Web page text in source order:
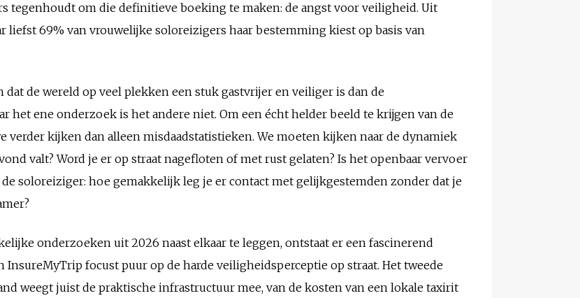
tegenhoudt om die definitieve boeking te maken: de angst voor veiligheid. Uit
liefst 69% van vrouwelijke soloreizigers haar bestemming kiest op basis van
de wereld op veel plekken een stuk gastvrijer en veiliger is dan de
het ene onderzoek is het andere niet. Om een écht helder beeld te krijgen van de
kijken dan alleen misdaadstatistieken. We moeten kijken naar de dynamiek
valt? Word je er op straat nagefloten of met rust gelaten? Is het openbaar vervoer
soloreiziger: hoe gemakkelijk leg je er contact met gelijkgestemden zonder dat je
onderzoeken uit 2026 naast elkaar te leggen, ontstaat er een fascinerend
focust puur op de harde veiligheidsperceptie op straat. Het tweede
weegt juist de praktische infrastructuur mee, van de kosten van een lokale taxirit